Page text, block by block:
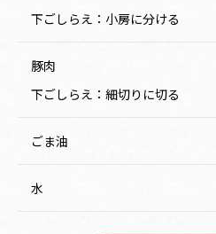
下ごしらえ：小房に分ける
豚肉
下ごしらえ：細切りに切る
ごま油
水